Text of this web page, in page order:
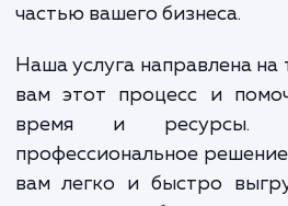
различные платформы,
услуга по выгрузке
внешнюю систему
частью вашего бизнеса.